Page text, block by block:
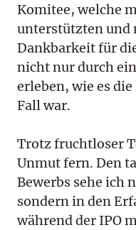
Komitee, welche
unterstützten und
Dankbarkeit für
nicht nur durch
erleben, wie es
Fall war.
Trotz fruchtloser
Unmut fern. Den
Bewerbs sehe ich
sondern in den
während der IPO